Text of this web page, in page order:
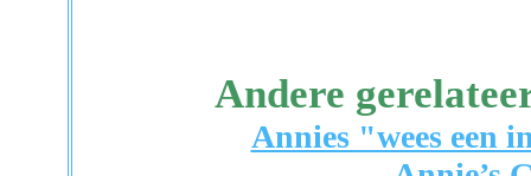
Andere
Annies "wees een